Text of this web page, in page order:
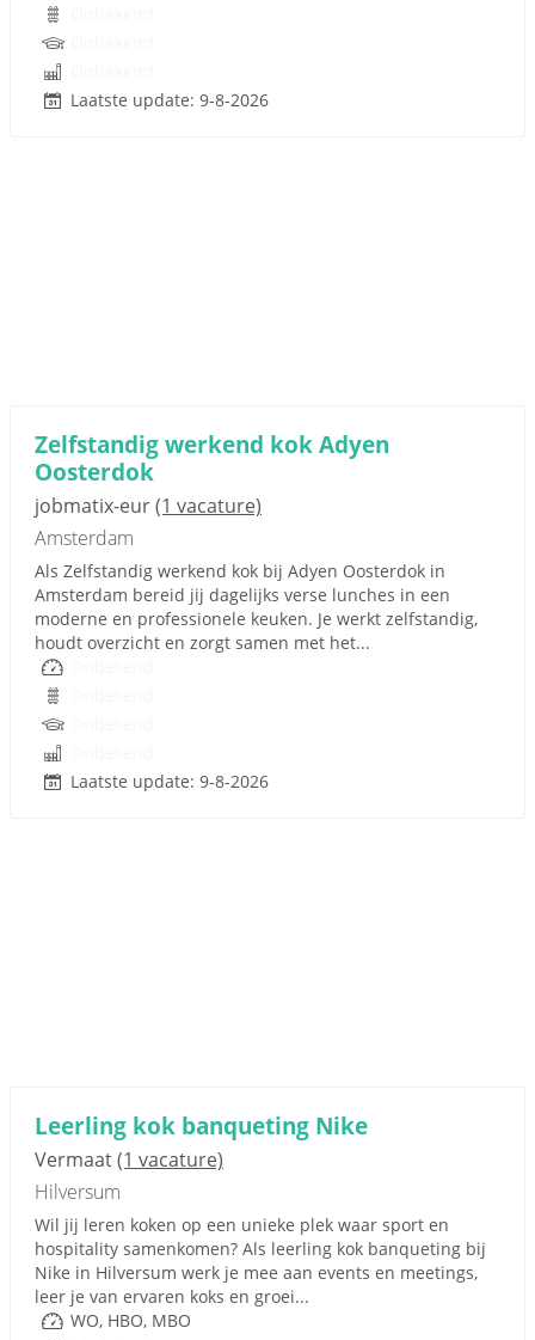
Laatste update: 9-8-2026
Zelfstandig werkend kok Adyen
Oosterdok
jobmatix-eur(1 vacature)
Amsterdam
Als Zelfstandig werkend kok bij Adyen Oosterdok in
Amsterdam bereid jij dagelijks verse lunches in een
moderne en professionele keuken. Je werkt zelfstandig,
houdt overzicht en zorgt samen met het...
Laatste update: 9-8-2026
Leerling kok banqueting Nike
Vermaat(1 vacature)
Hilversum
Wil jij leren koken op een unieke plek waar sport en
hospitality samenkomen? Als leerling kok banqueting bij
Nike in Hilversum werk je mee aan events en meetings,
leer je van ervaren koks en groei...
WO, HBO, MBO